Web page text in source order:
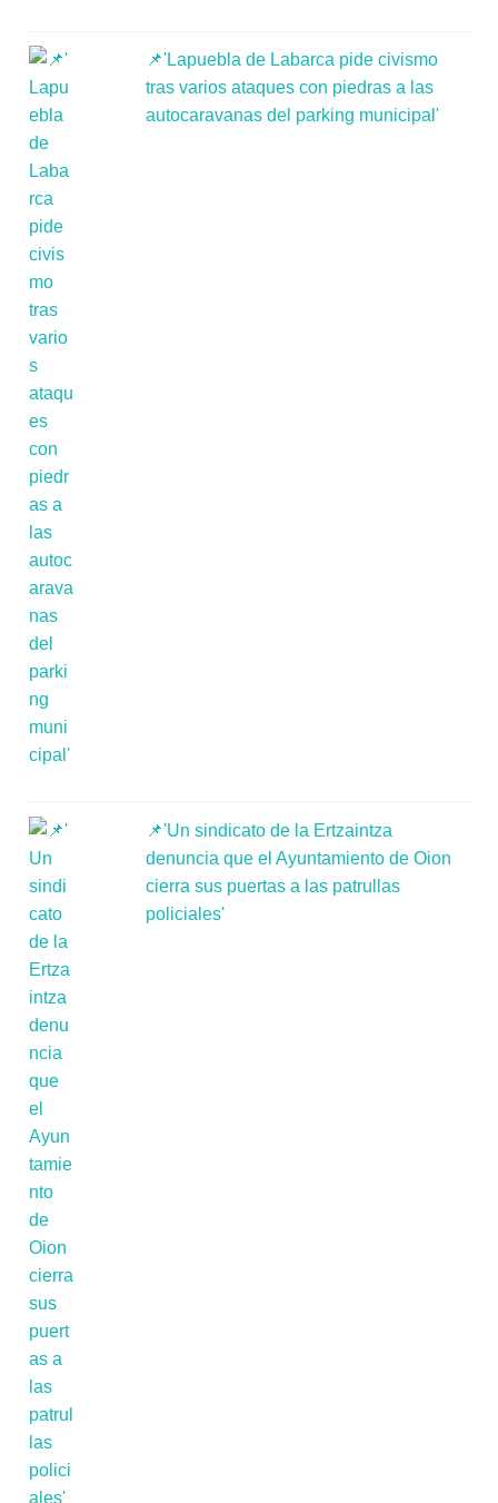
📌'Lapuebla de Labarca pide civismo
tras varios ataques con piedras a las
autocaravanas del parking municipal'
📌'Un sindicato de la Ertzaintza
denuncia que el Ayuntamiento de Oion
cierra sus puertas a las patrullas
policiales'